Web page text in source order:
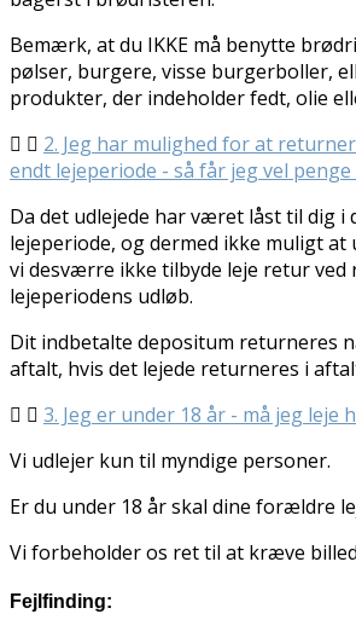
Bemærk, at du IKKE må benytte
pølser, burgere, visse burgerboller,
produkter, der indeholder fedt, olie
2. Jeg har mulighed for at
endt lejeperiode - så får jeg vel penge
Da det udlejede har været låst til dig i
lejeperiode, og dermed ikke muligt at
vi desværre ikke tilbyde leje retur
lejeperiodens udløb.
Dit indbetalte depositum returneres
aftalt, hvis det lejede returneres i
3. Jeg er under 18 år - må jeg leje
Vi udlejer kun til myndige personer.
Er du under 18 år skal dine forældre
Vi forbeholder os ret til at kræve
Fejlfinding: